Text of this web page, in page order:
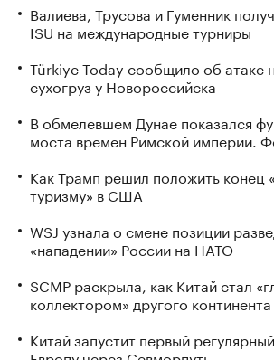
Валиева, Трусова и Гуменник
ISU на международные турниры
Türkiye Today сообщило об атаке
сухогруз у Новороссийска
В обмелевшем Дунае показался
моста времен Римской империи.
Как Трамп решил положить конец
туризму» в США
WSJ узнала о смене позиции
«нападении» России на НАТО
SCMP раскрыла, как Китай стал
коллектором» другого континента
Китай запустит первый